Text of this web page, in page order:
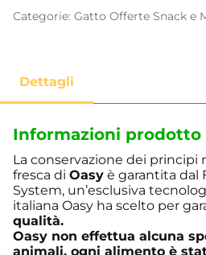
Categorie: Gatto Offerte Snack e
Informazioni prodotto
La conservazione dei principi
fresca di Oasy è garantita dal
System, un’esclusiva
italiana Oasy ha scelto per
qualità.
Oasy non effettua alcuna
animali, ogni alimento è